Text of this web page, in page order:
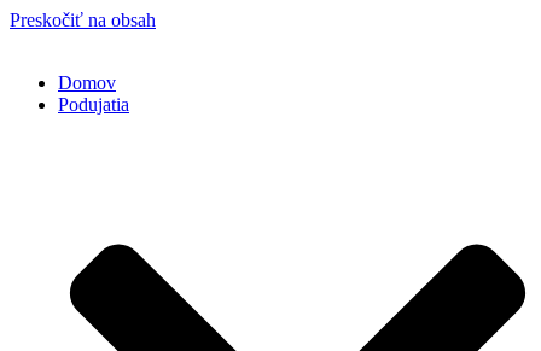
Preskočiť na obsah
Domov
Podujatia